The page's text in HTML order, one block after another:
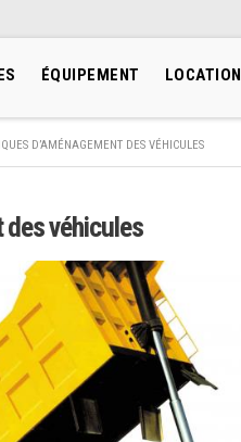
ÉQUIPEMENT LOCATION
D’AMÉNAGEMENT DES VÉHICULES
des véhicules